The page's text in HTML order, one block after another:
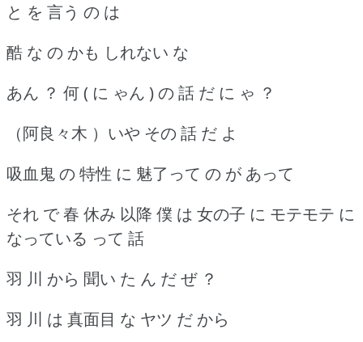
と を 言う の は
酷 な の かも しれない な
あん ？ 何 ( に ゃん ) の 話 だ に ゃ ？
（阿良々木 ）いや その 話 だ よ
吸血鬼 の 特性 に 魅了って の が あって
それ で 春 休み 以降 僕 は 女の子 に モテモテ に
なっている って 話
羽 川 から 聞い た ん だ ぜ ？
羽 川 は 真面目 な ヤツ だ から